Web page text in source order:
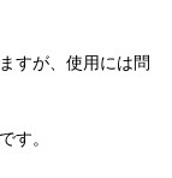
すが、使用には問
す。